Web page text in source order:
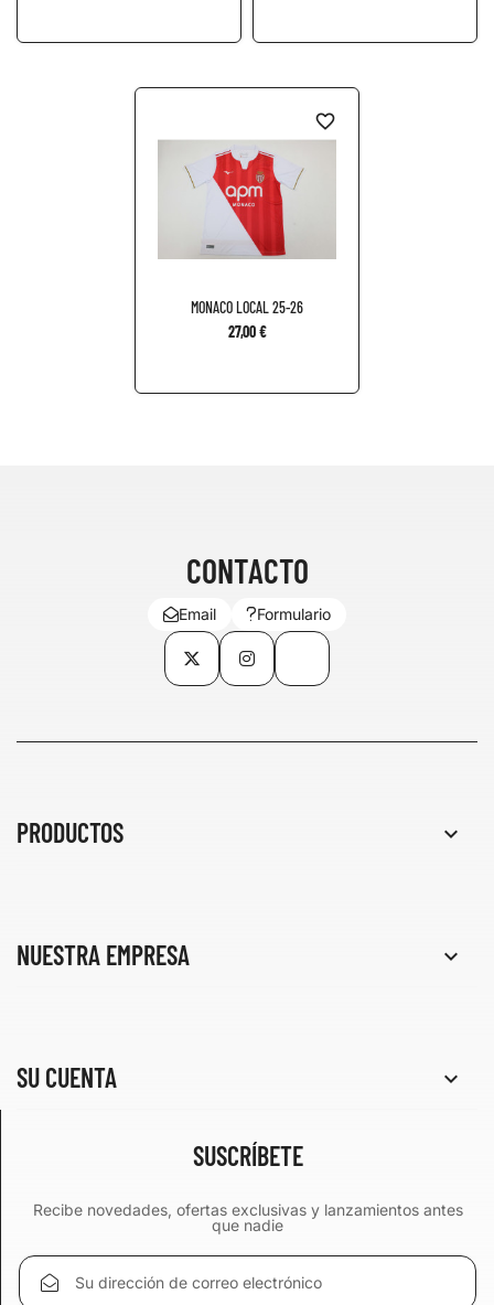
MONACO LOCAL 25-26
27,00 €
favorite_border
CONTACTO
Email Formulario
Twitter InstagramTikTok
PRODUCTOS 
NUESTRA EMPRESA 
SU CUENTA 
SUSCRÍBETE
Recibe novedades, ofertas exclusivas y lanzamientos antes
que nadie